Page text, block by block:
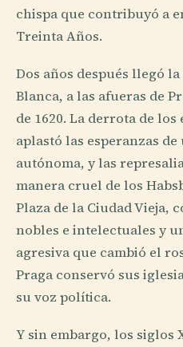
chispa que contribuyó a
Treinta Años.
Dos años después llegó
Blanca, a las afueras de
de 1620. La derrota de los
aplastó las esperanzas
autónoma, y las
manera cruel de los
Plaza de la Ciudad Vieja,
nobles e intelectuales y
agresiva que cambió el
Praga conservó sus
su voz política.
Y sin embargo, los siglos